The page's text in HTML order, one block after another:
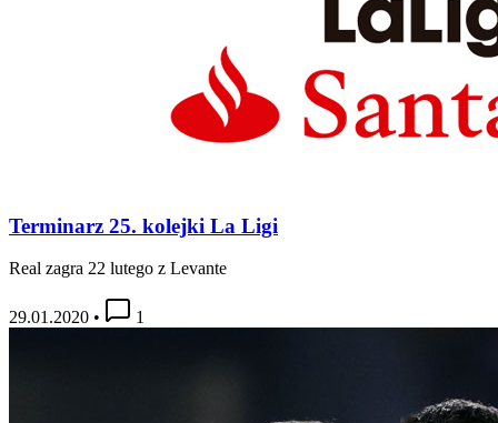
Terminarz 25. kolejki La Ligi
Real zagra 22 lutego z Levante
29.01.2020 • 1